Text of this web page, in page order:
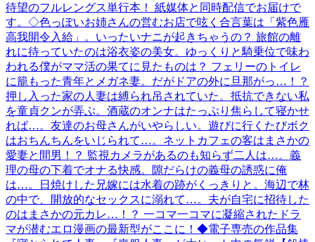
待望のフルレングス単行本！ 紙媒体と同時配信でお届けで
す。◇色っぽいお姉さんの営むお店で呟く合言葉は「紫色雁
高我開令入給」。いったいナニが起きちゃうの？ 旅館の離
れに待っていたのは浴衣姿の美女。ゆっくりと騎乗位で味わ
われる僕がママ活の果てに見たものは？ フェリーのトイレ
に籠もった青年とメガネ妻。だがドアの外に旦那がっ…！？
押し入った家の人妻は縛られ吊されていた。抵抗できない私
を童貞クンが弄ぶ。酒蔵のオンナはたっぷり焦らして寝かせ
れば…。友達のお母さんがいやらしい。遊びに行くたびボク
はおちんちんをいじられて…。ネットカフェの客はまさかの
愛妻と間男！？ 監視カメラがあるのも知らず二人は…。義
理の母の下着でオナる快感。隙だらけの義母の誘惑に俺
は…。日焼けした兄嫁には水着の跡がくっきりと。海辺で林
の中で、開放的なセックスに溺れて…。夫が自宅に招待した
のはまさかの元カレ…！？ 一コマ一コマに凝縮されたドラ
マが潜むエロ漫画の最新型がここに！◆電子専売の作品集